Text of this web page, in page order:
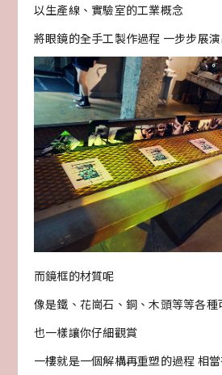
以生產線、實驗室的工業概念
將眼鏡的全手工製作過程 一步步展
而鏡框的材質呢
像是鐵、花崗石、銅、木頭等等各種
也一樣讓你仔細觀賞
一樓就是一個解構再重塑的過程 相